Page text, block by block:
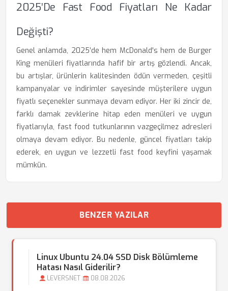
2025’de Fast Food Fiyatları Ne Kadar
Değişti?
Genel anlamda, 2025’de hem McDonald's hem de Burger
King menüleri fiyatlarında hafif bir artış gözlendi. Ancak,
bu artışlar, ürünlerin kalitesinden ödün vermeden, çeşitli
kampanyalar ve indirimler sayesinde müşterilere uygun
fiyatlı seçenekler sunmaya devam ediyor. Her iki zincir de,
farklı damak zevklerine hitap eden menüleri ve uygun
fiyatlarıyla, fast food tutkunlarının vazgeçilmez adresleri
olmaya devam ediyor. Bu nedenle, güncel fiyatları takip
ederek, en uygun ve lezzetli fast food keyfini yaşamak
mümkün.
BENZER YAZILAR
Linux Ubuntu 24.04 SSD Disk Bölümleme
Hatası Nasıl Giderilir?
LEVERSNET 08.08.2026